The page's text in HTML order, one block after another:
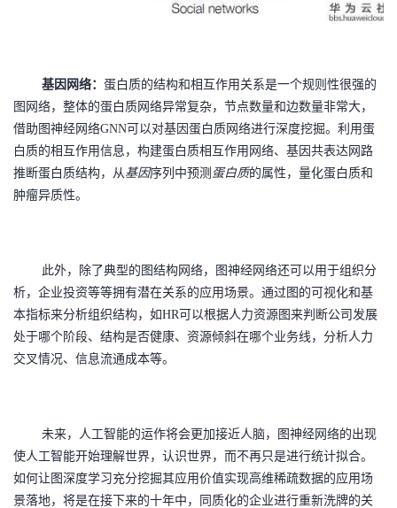
基因网络： 蛋白质的结构和相互作用关系是一个规则性很强的
图网络， 整体的蛋白质网络异常复杂，节点数量和边数量非常大，
借助图神经网络GNN可以对基因蛋白质网络进行深度挖掘。 利用蛋
白质的相互作用信息，构建蛋白质相互作用网络、基因共表达网路
推断蛋白质结构，
从 基因序列中预测 蛋白质的属性，量化蛋白质和
肿瘤异质性。
此外，除了典型的图结构网络，图神经网络还可以用于组织分
析，企业投资等等拥有潜在关系的应用场景。通过图的可视化和基
本指标来分析组织结构，如HR可以根据人力资源图来判断公司发展
处于哪个阶段、结构是否健康、资源倾斜在哪个业务线，分析人力
交叉情况、信息流通成本等。
未来，人工智能的运作将会更加接近人脑，图神经网络的出现
使人工智能开始理解世界，认识世界，而不再只是进行统计拟合。
如何让图深度学习充分挖掘其应用价值实现高维稀疏数据的应用场
景落地，将是在接下来的十年中，同质化的企业进行重新洗牌的关